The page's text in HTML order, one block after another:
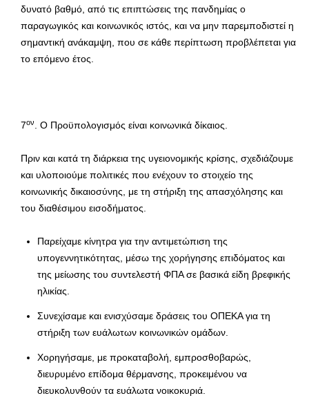
δυνατό βαθμό, από τις επιπτώσεις της πανδημίας ο
παραγωγικός και κοινωνικός ιστός, και να μην παρεμποδιστεί η
σημαντική ανάκαμψη, που σε κάθε περίπτωση προβλέπεται για
το επόμενο έτος.
7ον. Ο Προϋπολογισμός είναι κοινωνικά δίκαιος.
Πριν και κατά τη διάρκεια της υγειονομικής κρίσης, σχεδιάζουμε
και υλοποιούμε πολιτικές που ενέχουν το στοιχείο της
κοινωνικής δικαιοσύνης, με τη στήριξη της απασχόλησης και
του διαθέσιμου εισοδήματος.
Παρείχαμε κίνητρα για την αντιμετώπιση της
υπογεννητικότητας, μέσω της χορήγησης επιδόματος και
της μείωσης του συντελεστή ΦΠΑ σε βασικά είδη βρεφικής
ηλικίας.
Συνεχίσαμε και ενισχύσαμε δράσεις του ΟΠΕΚΑ για τη
στήριξη των ευάλωτων κοινωνικών ομάδων.
Χορηγήσαμε, με προκαταβολή, εμπροσθοβαρώς,
διευρυμένο επίδομα θέρμανσης, προκειμένου να
διευκολυνθούν τα ευάλωτα νοικοκυριά.